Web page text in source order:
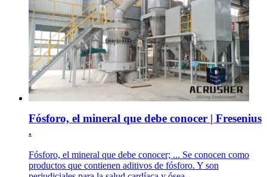
Fósforo, el mineral que debe conocer | Fresenius
.
Fósforo, el mineral que debe conocer; ... Se conocen como
productos que contienen aditivos de fósforo. Y son